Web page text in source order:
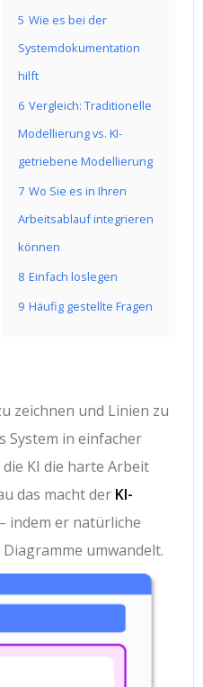
5 Wie es bei der
Systemdokumentation
hilft
6 Vergleich: Traditionelle
Modellierung vs. KI-
getriebene Modellierung
7 Wo Sie es in Ihren
Arbeitsablauf integrieren
können
8 Einfach loslegen
9 Häufig gestellte Fragen
zeichnen und Linien zu
System in einfacher
KI die harte Arbeit
das macht der KI-
– indem er natürliche
umwandelt.